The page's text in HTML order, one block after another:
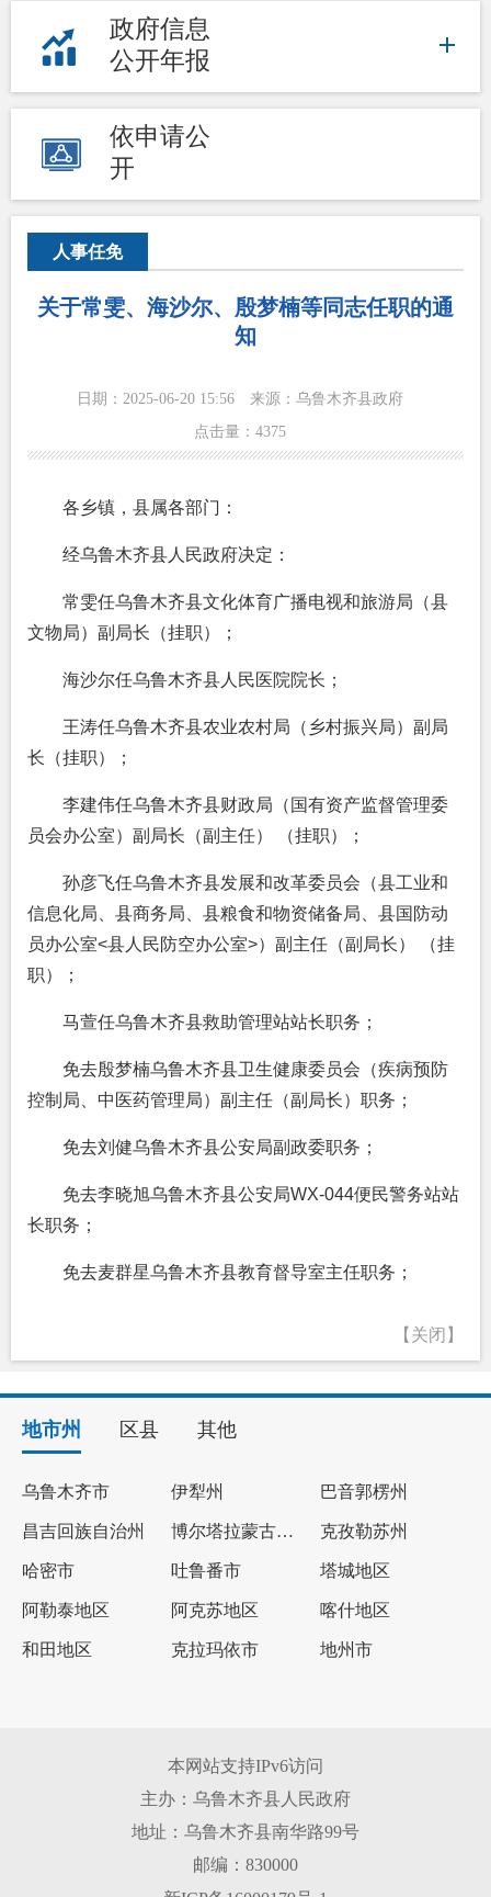
政府信息
公开年报
依申请公
开
人事任免
关于常雯、海沙尔、殷梦楠等同志任职的通
知
日期：2025-06-20 15:56
来源：乌鲁木齐县政府
点击量： 4375
各乡镇，县属各部门：
经乌鲁木齐县人民政府决定：
常雯任乌鲁木齐县文化体育广播电视和旅游局（县
文物局）副局长（挂职）；
海沙尔任乌鲁木齐县人民医院院长；
王涛任乌鲁木齐县农业农村局（乡村振兴局）副局
长（挂职）；
李建伟任乌鲁木齐县财政局（国有资产监督管理委
员会办公室）副局长（副主任） （挂职）；
孙彦飞任乌鲁木齐县发展和改革委员会（县工业和
信息化局、县商务局、县粮食和物资储备局、县国防动
员办公室<县人民防空办公室>）副主任（副局长） （挂
职）；
马萱任乌鲁木齐县救助管理站站长职务；
免去殷梦楠乌鲁木齐县卫生健康委员会（疾病预防
控制局、中医药管理局）副主任（副局长）职务；
免去刘健乌鲁木齐县公安局副政委职务；
免去李晓旭乌鲁木齐县公安局WX-044便民警务站站
长职务；
免去麦群星乌鲁木齐县教育督导室主任职务；
【关闭】
地市州 区县 其他
乌鲁木齐市 伊犁州 巴音郭楞州
昌吉回族自治州 博尔塔拉蒙古自治州 克孜勒苏州
哈密市 吐鲁番市 塔城地区
阿勒泰地区 阿克苏地区 喀什地区
和田地区 克拉玛依市 地州市
本网站支持IPv6访问
主办：乌鲁木齐县人民政府
地址：乌鲁木齐县南华路99号
邮编：830000